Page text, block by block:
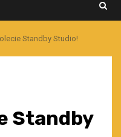
Standby Studio!
Standby